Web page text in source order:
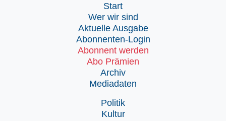
Start
Wer wir sind
Aktuelle Ausgabe
Abonnenten-Login
Abonnent werden
Abo Prämien
Archiv
Mediadaten
Politik
Kultur